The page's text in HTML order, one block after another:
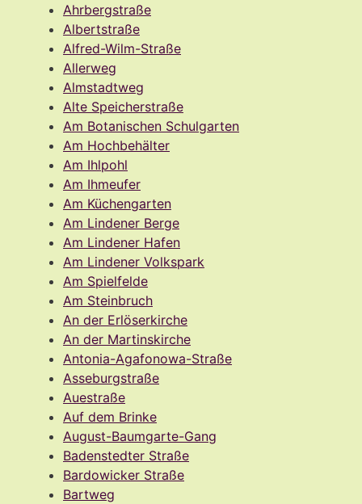
Ahrbergstraße
Albertstraße
Alfred-Wilm-Straße
Allerweg
Almstadtweg
Alte Speicherstraße
Am Botanischen Schulgarten
Am Hochbehälter
Am Ihlpohl
Am Ihmeufer
Am Küchengarten
Am Lindener Berge
Am Lindener Hafen
Am Lindener Volkspark
Am Spielfelde
Am Steinbruch
An der Erlöserkirche
An der Martinskirche
Antonia-Agafonowa-Straße
Asseburgstraße
Auestraße
Auf dem Brinke
August-Baumgarte-Gang
Badenstedter Straße
Bardowicker Straße
Bartweg